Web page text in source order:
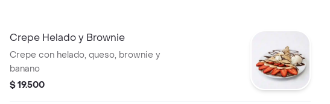
Crepe Helado y Brownie
Crepe con helado, queso, brownie y
banano
$ 19.500